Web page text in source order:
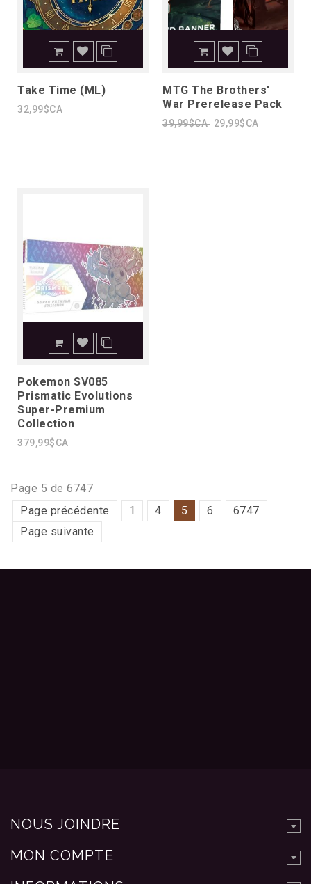
Take Time (ML)
32,99$CA
MTG The Brothers'
War Prerelease Pack
39,99$CA 29,99$CA
Pokemon SV085
Prismatic Evolutions
Super-Premium
Collection
379,99$CA
Page 5 de 6747
Page précédente
1 4 5 6
6747
Page suivante
NOUS JOINDRE
MON COMPTE